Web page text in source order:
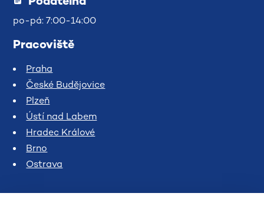
po-pá: 7:00-14:00
Pracoviště
Praha
České Budějovice
Plzeň
Ústí nad Labem
Hradec Králové
Brno
Ostrava